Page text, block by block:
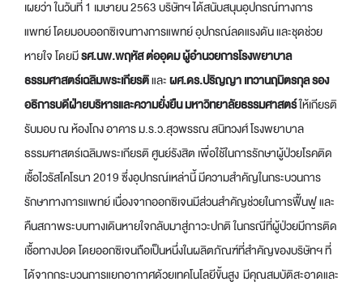
เผยว่า ในวันที่ 1 เมษายน 2563 บริษัทฯ ได้สนับสนุนอุปกรณ์ทางการ
แพทย์ โดยมอบออกซิเจนทางการแพทย์ อุปกรณ์ลดแรงดัน และชุดช่วย
หายใจ โดยมีรศ.นพ.พฤหัส ต่ออุดมผู้อำนวยการโรงพยาบาล
ธรรมศาสตร์เฉลิมพระเกียรติและผศ.ดร.ปริญญา เทวานฤมิตรกุลรอง
อธิการบดีฝ่ายบริหารและความยั่งยืน มหาวิทยาลัยธรรมศาสตร์ให้เกียรติ
รับมอบ ณ ห้องโถง อาคาร ม.ร.ว.สุวพรรณ สนิทวงศ์ โรงพยาบาล
ธรรมศาสตร์เฉลิมพระเกียรติ ศูนย์รังสิต เพื่อใช้ในการรักษาผู้ป่วยโรคติด
เชื้อไวรัสโคโรนา 2019 ซึ่งอุปกรณ์เหล่านี้ มีความสำคัญในกระบวนการ
รักษาทางการแพทย์ เนื่องจากออกซิเจนมีส่วนสำคัญช่วยในการฟื้นฟู และ
คืนสภาพระบบทางเดินหายใจกลับมาสู่ภาวะปกติ ในกรณีที่ผู้ป่วยมีการติด
เชื้อทางปอด โดยออกซิเจนถือเป็นหนึ่งในผลิตภัณฑ์ที่สำคัญของบริษัทฯ ที่
ได้จากกระบวนการแยกอากาศด้วยเทคโนโลยีขั้นสูง มีคุณสมบัติสะอาดและ